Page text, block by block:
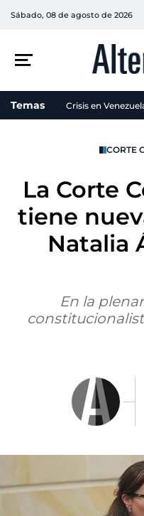
Sábado, 08 de agosto de 2026
Temas Crisis en
CORTE
La Corte
tiene
Natalia
En la